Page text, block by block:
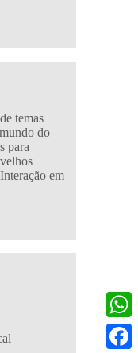
temas
do
para
em